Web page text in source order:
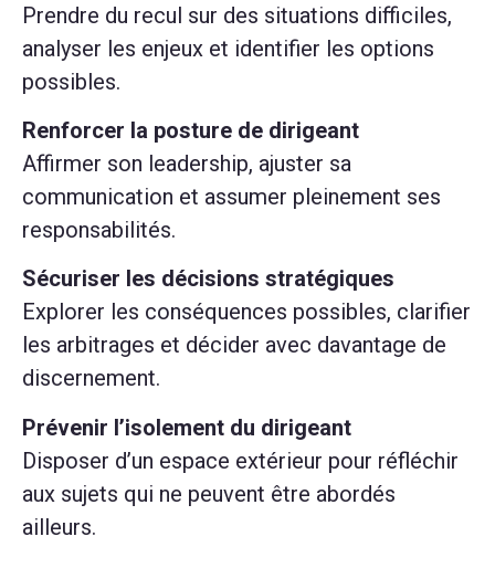
Prendre du recul sur des situations difficiles,
analyser les enjeux et identifier les options
possibles.
Renforcer la posture de dirigeant
Affirmer son leadership, ajuster sa
communication et assumer pleinement ses
responsabilités.
Sécuriser les décisions stratégiques
Explorer les conséquences possibles, clarifier
les arbitrages et décider avec davantage de
discernement.
Prévenir l’isolement du dirigeant
Disposer d’un espace extérieur pour réfléchir
aux sujets qui ne peuvent être abordés
ailleurs.